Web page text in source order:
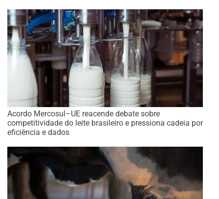
Acordo Mercosul–UE reacende debate sobre
competitividade do leite brasileiro e pressiona cadeia por
eficiência e dados